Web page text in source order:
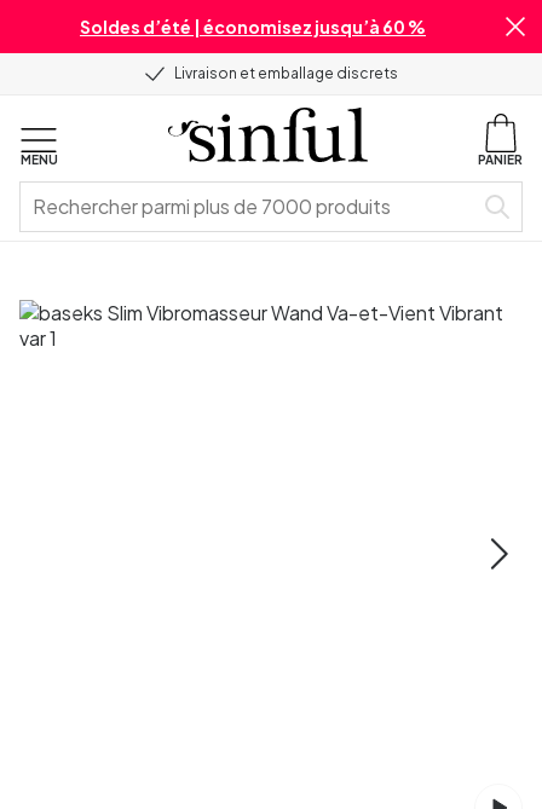
Soldes d’été | économisez jusqu’à 60 %
Livraison et emballage discrets
MENU PANIER